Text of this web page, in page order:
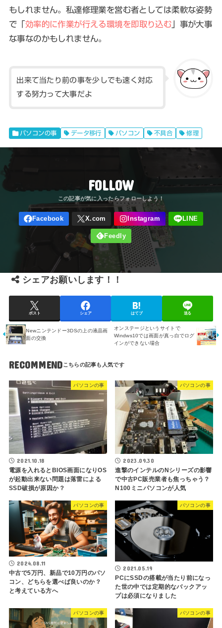
もしれません。私達修理業を営む者としては柔軟な姿勢
で「効率的に作業が行える環境を即取り込む 」事が大事
な事なのかもしれません。
出来て当たり前の事を少しでも速く対応
する努力って大事だよ
パソコンの事 データ移行 パソコン 不具合 修理
FOLLOW
シェアお願いします！！
ポスト シェア はてブ 送る
オンステージというサイトで
Windws10では画面が真っ白でログ
インができない場合
Newニンテンドー3DSの上の液晶画
面の交換
RECOMMEND
パソコンの事
2021.10.18
電源を入れるとBIOS画面になりOS
が起動出来ない問題は落雷による
SSD破損が原因か？
パソコンの事
2023.09.30
進撃のインテルのNシリーズの影響
で中古PC販売業者も焦っちゃう？
N100ミニパソコンが人気
パソコンの事
2024.08.11
中古で5万円、新品で10万円のパソ
コン、どちらを選べば良いのか？
と考えている方へ
パソコンの事
2021.05.19
PCにSSDの搭載が当たり前になっ
た世の中では定期的なバックアッ
プは必須になりました
パソコンの事 パソコンの事